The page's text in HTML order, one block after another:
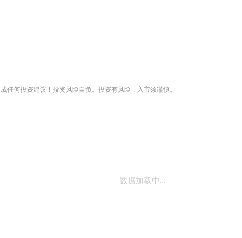
任何投资建议！投资风险自负。投资有风险，入市须谨慎。
数据加载中...